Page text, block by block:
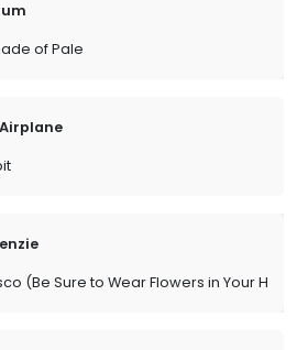
of Pale
(Be Sure to Wear Flowers in Your Hair)